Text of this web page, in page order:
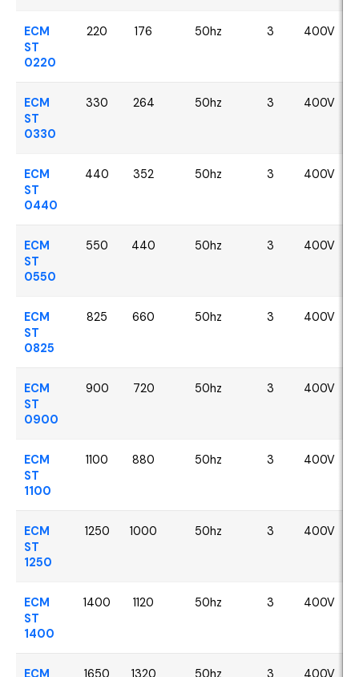
ECM
ST
0220
220 176 50hz 3 400V
ECM
ST
0330
330 264 50hz 3 400V
ECM
ST
0440
440 352 50hz 3 400V
ECM
ST
0550
550 440 50hz 3 400V
ECM
ST
0825
825 660 50hz 3 400V
ECM
ST
0900
900 720 50hz 3 400V
ECM
ST
1100
1100 880 50hz 3 400V
ECM
ST
1250
1250 1000 50hz 3 400V
ECM
ST
1400
1400 1120 50hz 3 400V
ECM
1650 1320 50hz 3 400V